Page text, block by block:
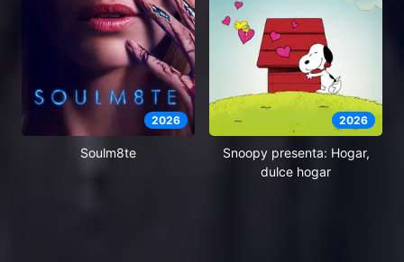
2026
Soulm8te
2026
Snoopy presenta: Hogar,
dulce hogar